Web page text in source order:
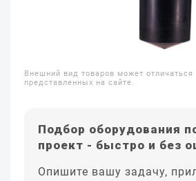
Внешний вид товаров может отличаться
представленных на сайте.
Подбор оборудования
проект - быстро и без
Опишите вашу задачу,